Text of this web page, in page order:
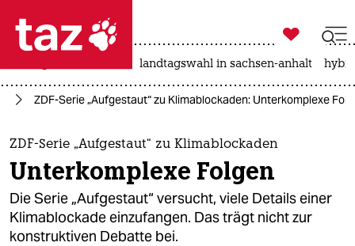
 taz zahl ich
taz zahl ich
themen
politik
öko

taz zahl ich
landtagswahl in sachsen-anhalt
ZDF-Serie „Aufgestaut“ zu Klimablockaden: Unterkomplexe
ZDF-Serie „Aufgestaut“ zu Klimablockaden
Unterkomplexe Folgen
Die Serie „Aufgestaut“ versucht, viele Details einer
Klimablockade einzufangen. Das trägt nicht zur
konstruktiven Debatte bei.